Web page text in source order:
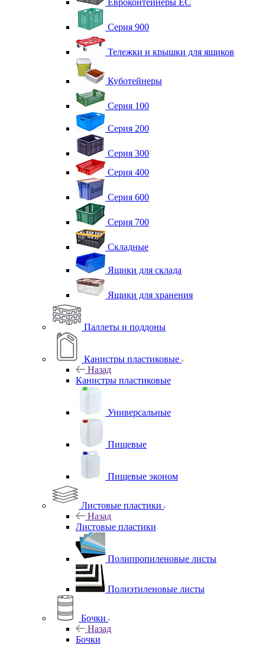
Евроконтейнеры ЕС
Серия 900
Тележки и крышки для ящиков
Куботейнеры
Серия 100
Серия 200
Серия 300
Серия 400
Серия 600
Серия 700
Складные
Ящики для склада
Ящики для хранения
Паллеты и поддоны
Канистры пластиковые
Назад
Канистры пластиковые
Универсальные
Пищевые
Пищевые эконом
Листовые пластики
Назад
Листовые пластики
Полипропиленовые листы
Полиэтиленовые листы
Бочки
Назад
Бочки